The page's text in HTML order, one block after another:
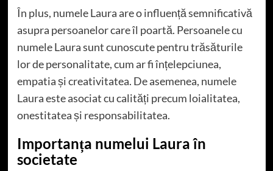
În plus, numele Laura are o influență semnificativă
asupra persoanelor care îl poartă. Persoanele cu
numele Laura sunt cunoscute pentru trăsăturile
lor de personalitate, cum ar fi înțelepciunea,
empatia și creativitatea. De asemenea, numele
Laura este asociat cu calități precum loialitatea,
onestitatea și responsabilitatea.
Importanța numelui Laura în
societate